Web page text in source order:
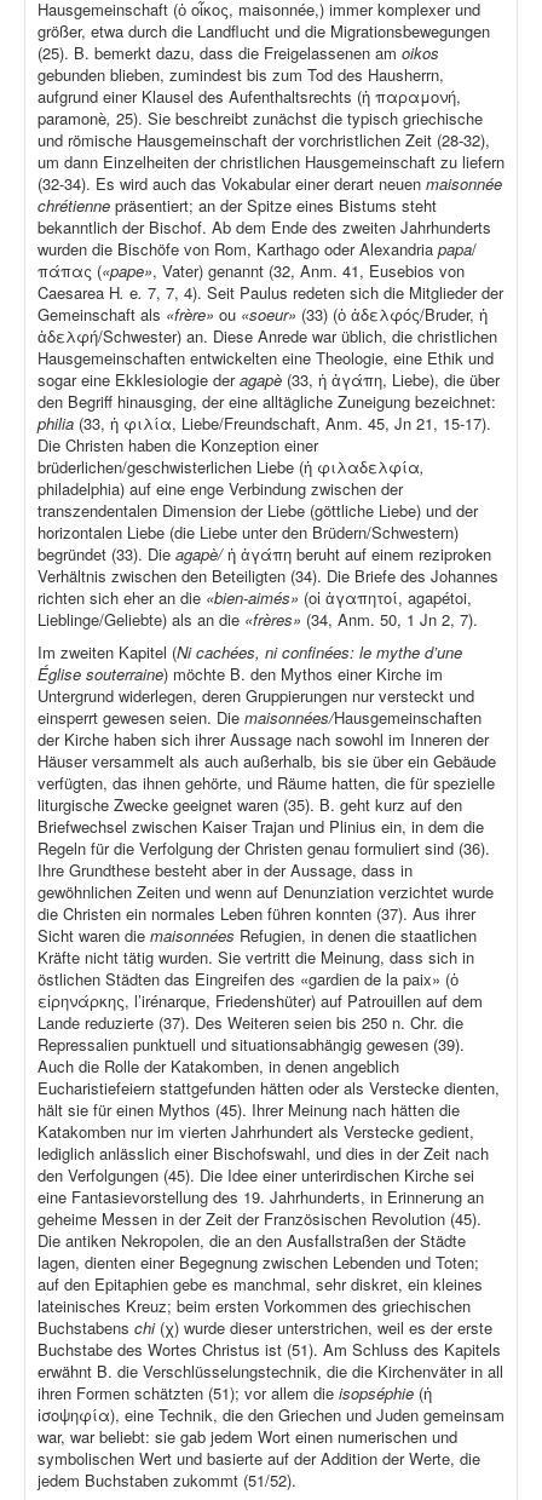
Hausgemeinschaft (ὁ οἶκος, maisonnée,) immer komplexer und
größer, etwa durch die Landflucht und die Migrationsbewegungen
(25). B. bemerkt dazu, dass die Freigelassenen am oikos
gebunden blieben, zumindest bis zum Tod des Hausherrn,
aufgrund einer Klausel des Aufenthaltsrechts (ἡ παραμονή,
paramonè, 25). Sie beschreibt zunächst die typisch griechische
und römische Hausgemeinschaft der vorchristlichen Zeit (28-32),
um dann Einzelheiten der christlichen Hausgemeinschaft zu liefern
(32-34). Es wird auch das Vokabular einer derart neuen maisonnée
chrétienne präsentiert; an der Spitze eines Bistums steht
bekanntlich der Bischof. Ab dem Ende des zweiten Jahrhunderts
wurden die Bischöfe von Rom, Karthago oder Alexandria papa/
πάπας («pape», Vater) genannt (32, Anm. 41, Eusebios von
Caesarea H. e. 7, 7, 4). Seit Paulus redeten sich die Mitglieder der
Gemeinschaft als «frère» ou «soeur» (33) (ὁ ἀδελφός/Bruder, ἡ
ἀδελφή/Schwester) an. Diese Anrede war üblich, die christlichen
Hausgemeinschaften entwickelten eine Theologie, eine Ethik und
sogar eine Ekklesiologie deragapè (33, ἡ ἀγάπη, Liebe), die über
den Begriff hinausging, der eine alltägliche Zuneigung bezeichnet:
philia (33, ἡ φιλία, Liebe/Freundschaft, Anm. 45, Jn 21, 15-17).
Die Christen haben die Konzeption einer
brüderlichen/geschwisterlichen Liebe (ἡ φιλαδελφία,
philadelphia) auf eine enge Verbindung zwischen der
transzendentalen Dimension der Liebe (göttliche Liebe) und der
horizontalen Liebe (die Liebe unter den Brüdern/Schwestern)
begründet (33). Die agapè/ἡ ἀγάπη beruht auf einem reziproken
Verhältnis zwischen den Beteiligten (34). Die Briefe des Johannes
richten sich eher an die «bien-aimés» (οἱ ἀγαπητοί, agapétoi,
Lieblinge/Geliebte) als an die «frères» (34, Anm. 50, 1 Jn 2, 7).
Im zweiten Kapitel (Ni cachées, ni confinées: le mythe d’une
Église souterraine) möchte B. den Mythos einer Kirche im
Untergrund widerlegen, deren Gruppierungen nur versteckt und
einsperrt gewesen seien. Die maisonnées/Hausgemeinschaften
der Kirche haben sich ihrer Aussage nach sowohl im Inneren der
Häuser versammelt als auch außerhalb, bis sie über ein Gebäude
verfügten, das ihnen gehörte, und Räume hatten, die für spezielle
liturgische Zwecke geeignet waren (35). B. geht kurz auf den
Briefwechsel zwischen Kaiser Trajan und Plinius ein, in dem die
Regeln für die Verfolgung der Christen genau formuliert sind (36).
Ihre Grundthese besteht aber in der Aussage, dass in
gewöhnlichen Zeiten und wenn auf Denunziation verzichtet wurde
die Christen ein normales Leben führen konnten (37). Aus ihrer
Sicht waren die maisonnées Refugien, in denen die staatlichen
Kräfte nicht tätig wurden. Sie vertritt die Meinung, dass sich in
östlichen Städten das Eingreifen des «gardien de la paix» (ὁ
εἰρηνάρκης, l’irénarque, Friedenshüter) auf Patrouillen auf dem
Lande reduzierte (37). Des Weiteren seien bis 250 n. Chr. die
Repressalien punktuell und situationsabhängig gewesen (39).
Auch die Rolle der Katakomben, in denen angeblich
Eucharistiefeiern stattgefunden hätten oder als Verstecke dienten,
hält sie für einen Mythos (45). Ihrer Meinung nach hätten die
Katakomben nur im vierten Jahrhundert als Verstecke gedient,
lediglich anlässlich einer Bischofswahl, und dies in der Zeit nach
den Verfolgungen (45). Die Idee einer unterirdischen Kirche sei
eine Fantasievorstellung des 19. Jahrhunderts, in Erinnerung an
geheime Messen in der Zeit der Französischen Revolution (45).
Die antiken Nekropolen, die an den Ausfallstraßen der Städte
lagen, dienten einer Begegnung zwischen Lebenden und Toten;
auf den Epitaphien gebe es manchmal, sehr diskret, ein kleines
lateinisches Kreuz; beim ersten Vorkommen des griechischen
Buchstabens chi (χ) wurde dieser unterstrichen, weil es der erste
Buchstabe des Wortes Christus ist (51). Am Schluss des Kapitels
erwähnt B. die Verschlüsselungstechnik, die die Kirchenväter in all
ihren Formen schätzten (51); vor allem die isopséphie (ἡ
ἰσοψηφία), eine Technik, die den Griechen und Juden gemeinsam
war, war beliebt: sie gab jedem Wort einen numerischen und
symbolischen Wert und basierte auf der Addition der Werte, die
jedem Buchstaben zukommt (51/52).